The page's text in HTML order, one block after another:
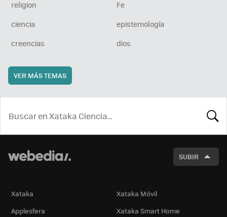
religion
Fe
ciencia
epistemología
creencias
dios
VER MÁS TEMAS
SUBIR
Xataka
Xataka Móvil
Applesfera
Xataka Smart Home